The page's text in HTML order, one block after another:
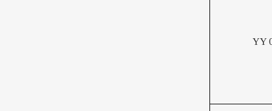
YY